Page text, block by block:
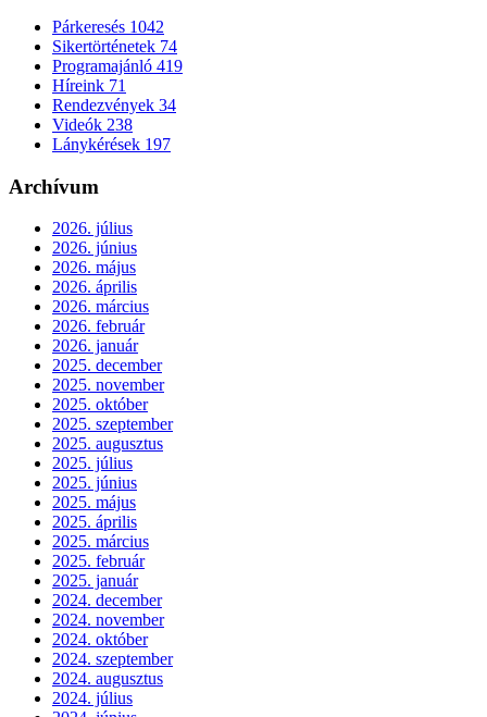
Párkeresés 1042
Sikertörténetek 74
Programajánló 419
Híreink 71
Rendezvények 34
Videók 238
Lánykérések 197
Archívum
2026. július
2026. június
2026. május
2026. április
2026. március
2026. február
2026. január
2025. december
2025. november
2025. október
2025. szeptember
2025. augusztus
2025. július
2025. június
2025. május
2025. április
2025. március
2025. február
2025. január
2024. december
2024. november
2024. október
2024. szeptember
2024. augusztus
2024. július